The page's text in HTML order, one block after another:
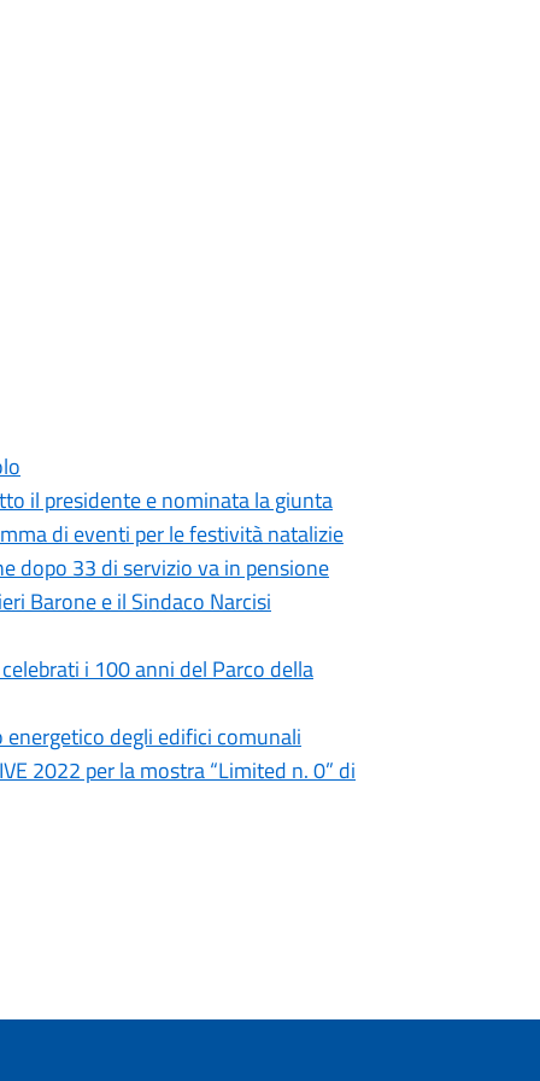
il presidente e nominata la giunta
di eventi per le festività natalizie
dopo 33 di servizio va in pensione
Barone e il Sindaco Narcisi
i 100 anni del Parco della
degli edifici comunali
2022 per la mostra “Limited n. 0” di